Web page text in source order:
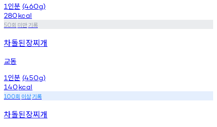
1 인분 (460g)
280kcal
50회 미만기록
차돌된장찌개
교동
1 인분 (450g)
140kcal
100회 이상기록
차돌된장찌개